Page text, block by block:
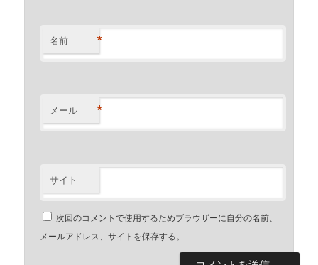
名前 *
メール *
サイト
次回のコメントで使用するためブラウザーに自分の名前、
メールアドレス、サイトを保存する。